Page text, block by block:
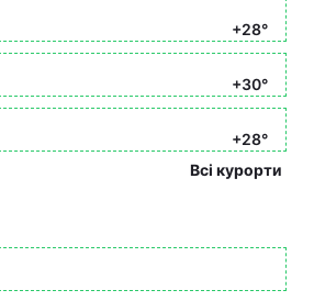
+28°
+30°
+28°
Всі курорти